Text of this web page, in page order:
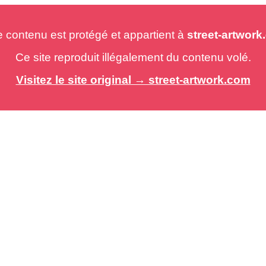
est protégé et appartient à street-
Ce site reproduit illégalement du contenu volé.
Visitez le site original → street-artwork.com